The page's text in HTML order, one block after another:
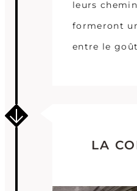
leurs
formeront
entre le
LA